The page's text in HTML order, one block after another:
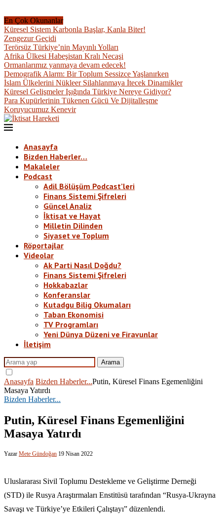
En Çok Okunanlar
Küresel Sistem Karbonla Başlar, Kanla Biter!
Zengezur Geçidi
Terörsüz Türkiye’nin Mayınlı Yolları
Afrika Ülkesi Habeşistan Kralı Necaşi
Ormanlarımız yanmaya devam edecek!
Demografik Alarm: Bir Toplum Sessizce Yaşlanırken
İslam Ülkelerini Nükleer Silahlanmaya İtecek Dinamikler
Küresel Gelişmeler Işığında Türkiye Nereye Gidiyor?
Para Kupürlerinin Tükenen Gücü Ve Dijitalleşme
Koruyucumuz Kenevir
Anasayfa
Bizden Haberler…
Makaleler
Podcast
Adil Bölüşüm Podcast’leri
Finans Sistemi Şifreleri
Güncel Analiz
İktisat ve Hayat
Milletin Dilinden
Siyaset ve Toplum
Röportajlar
Videolar
Ak Parti Nasıl Doğdu?
Finans Sistemi Şifreleri
Hokkabazlar
Konferanslar
Kutadgu Bilig Okumaları
Taban Ekonomisi
TV Programları
Yeni Dünya Düzeni ve Firavunlar
İletişim
Arama
Anasayfa Bizden Haberler...Putin, Küresel Finans Egemenliğini
Masaya Yatırdı
Bizden Haberler...
Putin, Küresel Finans Egemenliğini
Masaya Yatırdı
Yazar Mete Gündoğan 19 Nisan 2022
Uluslararası Sivil Toplumu Destekleme ve Geliştirme Derneği
(STD) ile Rusya Araştırmaları Enstitüsü tarafından “Rusya-Ukrayna
Savaşı ve Türkiye’ye Etkileri Çalıştayı” düzenlendi.